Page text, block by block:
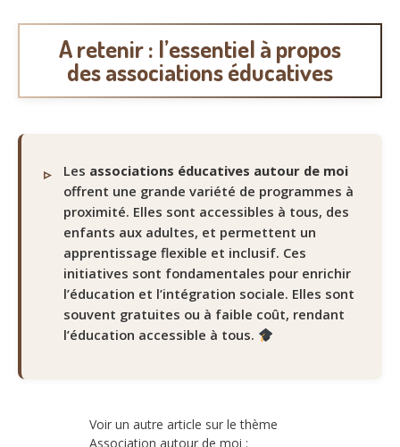
A retenir : l’essentiel à propos
des associations éducatives
Les associations éducatives autour de moi
offrent une grande variété de programmes à
proximité. Elles sont accessibles à tous, des
enfants aux adultes, et permettent un
apprentissage flexible et inclusif. Ces
initiatives sont fondamentales pour enrichir
l’éducation et l’intégration sociale. Elles sont
souvent gratuites ou à faible coût, rendant
l’éducation accessible à tous.
Voir un autre article sur le thème
Association autour de moi :